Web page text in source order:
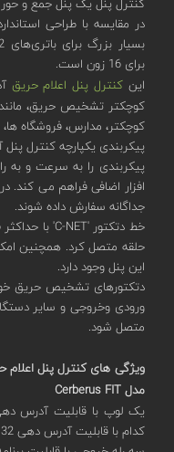
برای 16 زون است.
اینکنترل پنل اعلام حریق
کوچکتر تشخیص حریق، مانند
کوچکتر، مدارس، فروشگاه
پیکربندی را به سرعت و به
افزار اضافی فراهم می کند.
جداگانه سفارش داده شوند.
حلقه متصل کرد. همچنین
این پنل وجود دارد.
دتکتورهای تشخیص حریق
متصل شود.
ویژگی های کنترل پنل اعلام
مدل Cerberus FIT
کدام با قابلیت آدرس دهی 32 قطعه